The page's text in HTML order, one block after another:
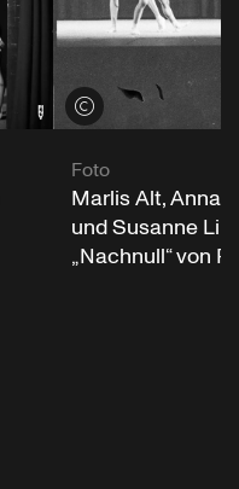
Credits öffnen
Foto
Marlis Alt, Anna
und Susanne
„Nachnull“ von